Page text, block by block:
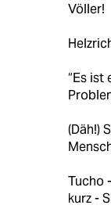
Völler!
“Es ist
(Däh!)
Tucho
kurz -